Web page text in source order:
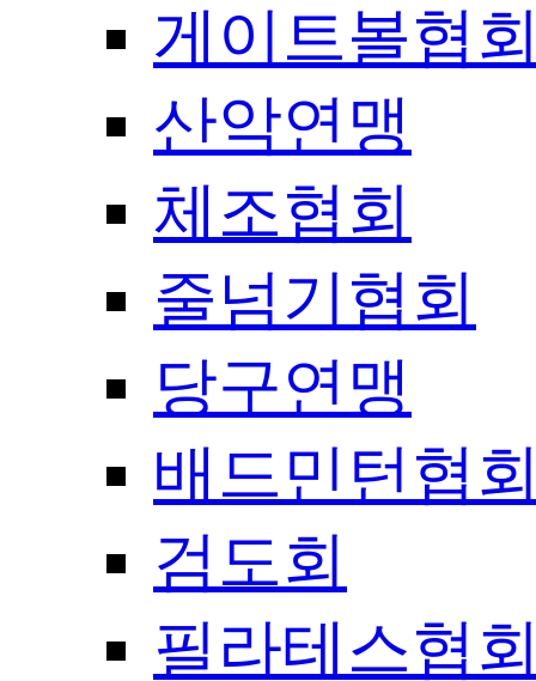
게이트볼협
산악연맹
체조협회
줄넘기협회
당구연맹
배드민턴협
검도회
필라테스협